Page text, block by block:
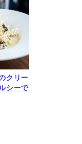
クリー
シーで